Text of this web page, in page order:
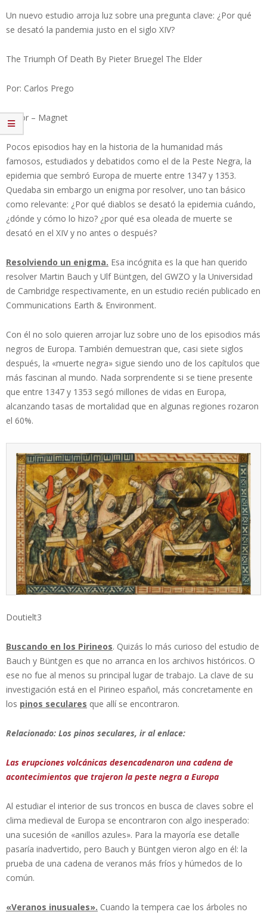
Un nuevo estudio arroja luz sobre una pregunta clave: ¿Por qué
se desató la pandemia justo en el siglo XIV?
The Triumph Of Death By Pieter Bruegel The Elder
Por: Carlos Prego
Editor – Magnet
Pocos episodios hay en la historia de la humanidad más
famosos, estudiados y debatidos como el de la Peste Negra, la
epidemia que sembró Europa de muerte entre 1347 y 1353.
Quedaba sin embargo un enigma por resolver, uno tan básico
como relevante: ¿Por qué diablos se desató la epidemia cuándo,
¿dónde y cómo lo hizo? ¿por qué esa oleada de muerte se
desató en el XIV y no antes o después?
Resolviendo un enigma. Esa incógnita es la que han querido
resolver Martin Bauch y Ulf Büntgen, del GWZO y la Universidad
de Cambridge respectivamente, en un estudio recién publicado en
Communications Earth & Environment.
Con él no solo quieren arrojar luz sobre uno de los episodios más
negros de Europa. También demuestran que, casi siete siglos
después, la «muerte negra» sigue siendo uno de los capítulos que
más fascinan al mundo. Nada sorprendente si se tiene presente
que entre 1347 y 1353 segó millones de vidas en Europa,
alcanzando tasas de mortalidad que en algunas regiones rozaron
el 60%.
Doutielt3
Buscando en los Pirineos. Quizás lo más curioso del estudio de
Bauch y Büntgen es que no arranca en los archivos históricos. O
ese no fue al menos su principal lugar de trabajo. La clave de su
investigación está en el Pirineo español, más concretamente en
los pinos seculares que allí se encontraron.
Relacionado: Los pinos seculares, ir al enlace:
Las erupciones volcánicas desencadenaron una cadena de
acontecimientos que trajeron la peste negra a Europa
Al estudiar el interior de sus troncos en busca de claves sobre el
clima medieval de Europa se encontraron con algo inesperado:
una sucesión de «anillos azules». Para la mayoría ese detalle
pasaría inadvertido, pero Bauch y Büntgen vieron algo en él: la
prueba de una cadena de veranos más fríos y húmedos de lo
común.
«Veranos inusuales». Cuando la tempera cae los árboles no